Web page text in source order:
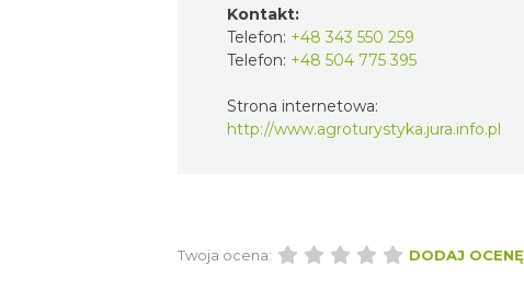
Kontakt:
Telefon: +48 343 550 259
Telefon: +48 504 775 395
Strona internetowa:
http://www.agroturystyka.jura.info.pl
Twoja ocena: DODAJ OCENĘ